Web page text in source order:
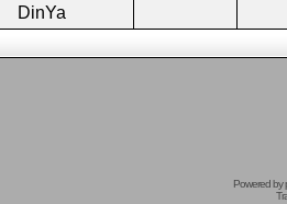
DinYa
Powered by